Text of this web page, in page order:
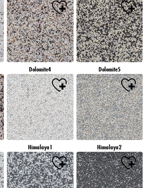
Dolomite4 Dolomite5
Himalaya1 Himalaya2